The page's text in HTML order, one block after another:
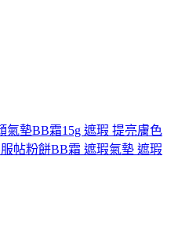
氣墊BB霜15g 遮瑕 提亮膚色
帖粉餅BB霜 遮瑕氣墊 遮瑕